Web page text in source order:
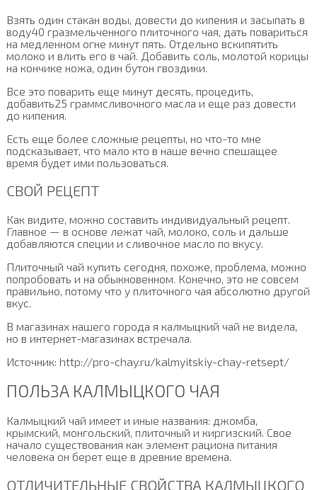
Взять один стакан воды, довести до кипения и засыпать в
воду40 гразмельченного плиточного чая, дать повариться
на медленном огне минут пять. Отдельно вскипятить
молоко и влить его в чай. Добавить соль, молотой корицы
на кончике ножа, один бутон гвоздики.
Все это поварить еще минут десять, процедить,
добавить25 граммсливочного масла и еще раз довести
до кипения.
Есть еще более сложные рецепты, но что-то мне
подсказывает, что мало кто в наше вечно спешащее
время будет ими пользоваться.
СВОЙ РЕЦЕПТ
Как видите, можно составить индивидуальный рецепт.
Главное — в основе лежат чай, молоко, соль и дальше
добавляются специи и сливочное масло по вкусу.
Плиточный чай купить сегодня, похоже, проблема, можно
попробовать и на обыкновенном. Конечно, это не совсем
правильно, потому что у плиточного чая абсолютно другой
вкус.
В магазинах нашего города я калмыцкий чай не видела,
но в интернет-магазинах встречала.
Источник: http://pro-chay.ru/kalmyitskiy-chay-retsept/
ПОЛЬЗА КАЛМЫЦКОГО ЧАЯ
Калмыцкий чай имеет и иные названия: джомба,
крымский, монгольский, плиточный и киргизский. Свое
начало существования как элемент рациона питания
человека он берет еще в древние времена.
ОТЛИЧИТЕЛЬНЫЕ СВОЙСТВА КАЛМЫЦКОГО